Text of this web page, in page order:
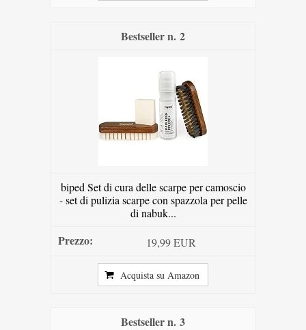
2
biped Set di cura delle scarpe per camoscio
- set di pulizia scarpe con spazzola per pelle
di nabuk...
19,99 EUR
Acquista su Amazon
3